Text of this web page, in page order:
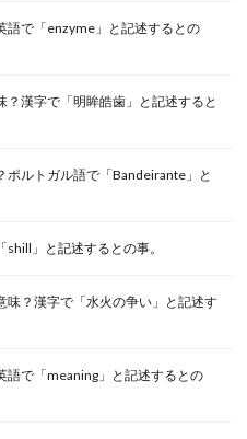
語で「enzyme」と記述するとの
？漢字で「明眸皓歯」と記述すると
ポルトガル語で「Bandeirante」と
shill」と記述するとの事。
味？漢字で「水火の争い」と記述す
語で「meaning」と記述するとの